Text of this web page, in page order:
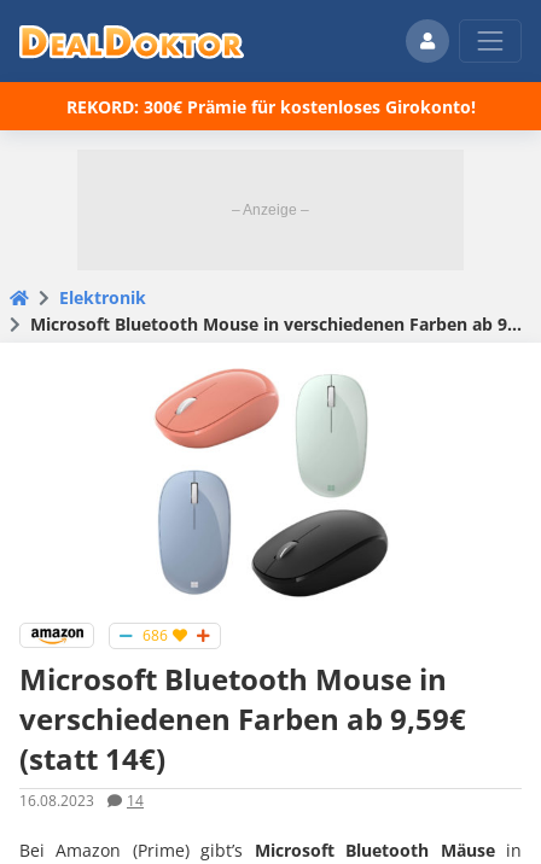
REKORD: 300€ Prämie für kostenloses Girokonto!
Elektronik
Microsoft Bluetooth Mouse in verschiedenen Farben ab 9,59€ (statt 14€)
686
Microsoft Bluetooth Mouse in
verschiedenen Farben ab 9,59€
(statt 14€)
16.08.2023 14
Bei Amazon (Prime) gibt’s Microsoft Bluetooth Mäusein